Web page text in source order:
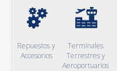
Repuestos y
Accesorios
Terminales
Terrestres y
Aeroportuarios